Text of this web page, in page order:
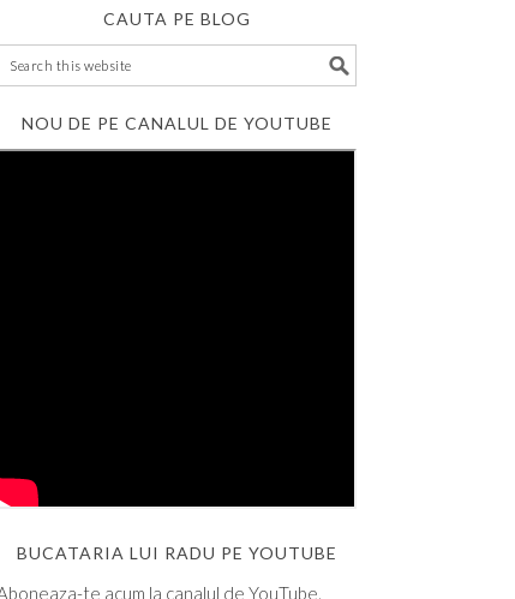
CAUTA PE BLOG
NOU DE PE CANALUL DE YOUTUBE
BUCATARIA LUI RADU PE YOUTUBE
te acum la canalul de YouTube.